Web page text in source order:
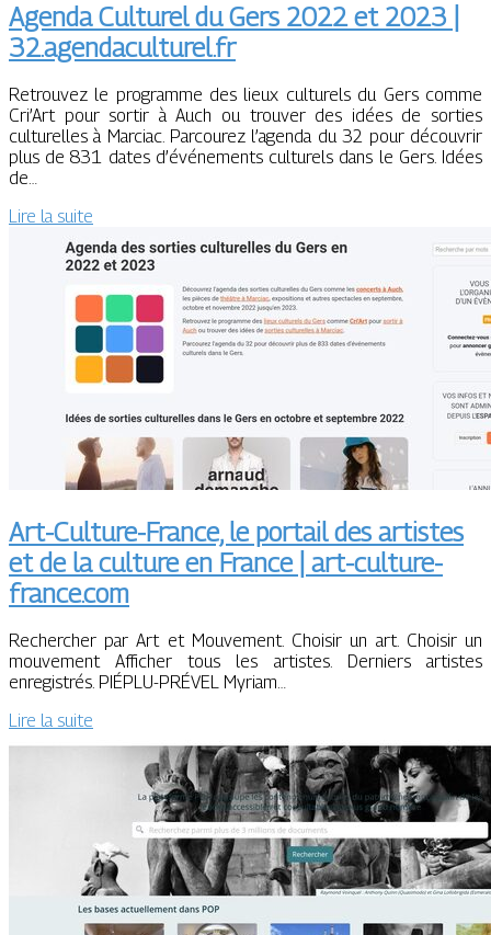
Agenda Culturel du Gers 2022 et 2023 |
32.agendaculturel.fr
Retrouvez le programme des lieux culturels du Gers comme
Cri’Art pour sortir à Auch ou trouver des idées de sorties
culturelles à Marciac. Parcourez l’agenda du 32 pour découvrir
plus de 831 dates d’événements culturels dans le Gers. Idées
de…
Lire la suite
Art-Culture-France, le portail des artistes
et de la culture en France | art-culture-
france.com
Rechercher par Art et Mouvement. Choisir un art. Choisir un
mouvement Afficher tous les artistes. Derniers artistes
enregistrés. PIÉPLU-PRÉVEL Myriam…
Lire la suite